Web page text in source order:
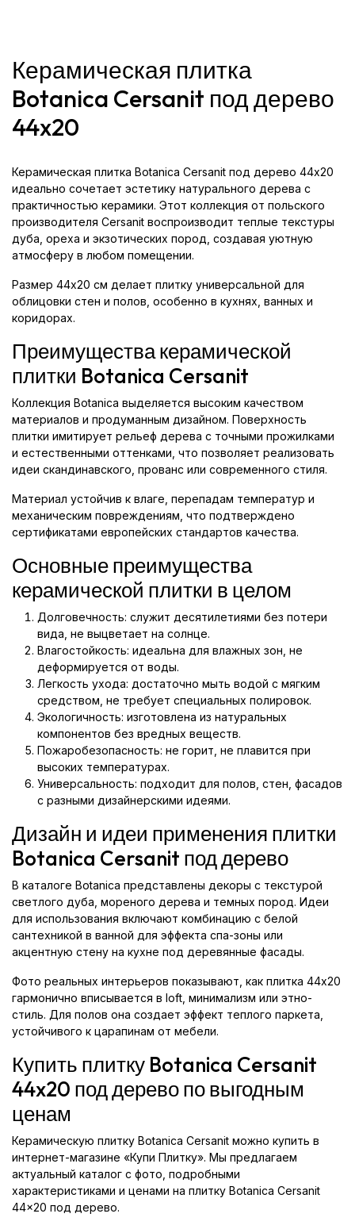
Керамическая плитка
Botanica Cersanit под дерево
44x20
Керамическая плитка Botanica Cersanit под дерево 44x20
идеально сочетает эстетику натурального дерева с
практичностью керамики. Этот коллекция от польского
производителя Cersanit воспроизводит теплые текстуры
дуба, ореха и экзотических пород, создавая уютную
атмосферу в любом помещении.
Размер 44x20 см делает плитку универсальной для
облицовки стен и полов, особенно в кухнях, ванных и
коридорах.
Преимущества керамической
плитки Botanica Cersanit
Коллекция Botanica выделяется высоким качеством
материалов и продуманным дизайном. Поверхность
плитки имитирует рельеф дерева с точными прожилками
и естественными оттенками, что позволяет реализовать
идеи скандинавского, прованс или современного стиля.
Материал устойчив к влаге, перепадам температур и
механическим повреждениям, что подтверждено
сертификатами европейских стандартов качества.
Основные преимущества
керамической плитки в целом
Долговечность: служит десятилетиями без потери
вида, не выцветает на солнце.
Влагостойкость: идеальна для влажных зон, не
деформируется от воды.
Легкость ухода: достаточно мыть водой с мягким
средством, не требует специальных полировок.
Экологичность: изготовлена из натуральных
компонентов без вредных веществ.
Пожаробезопасность: не горит, не плавится при
высоких температурах.
Универсальность: подходит для полов, стен, фасадов
с разными дизайнерскими идеями.
Дизайн и идеи применения плитки
Botanica Cersanit под дерево
В каталоге Botanica представлены декоры с текстурой
светлого дуба, мореного дерева и темных пород. Идеи
для использования включают комбинацию с белой
сантехникой в ванной для эффекта спа-зоны или
акцентную стену на кухне под деревянные фасады.
Фото реальных интерьеров показывают, как плитка 44x20
гармонично вписывается в loft, минимализм или этно-
стиль. Для полов она создает эффект теплого паркета,
устойчивого к царапинам от мебели.
Купить плитку Botanica Cersanit
44x20 под дерево по выгодным
ценам
Керамическую плитку Botanica Cersanit можно купить в
интернет-магазине «Купи Плитку». Мы предлагаем
актуальный каталог с фото, подробными
характеристиками и ценами на плитку Botanica Cersanit
44x20 под дерево.